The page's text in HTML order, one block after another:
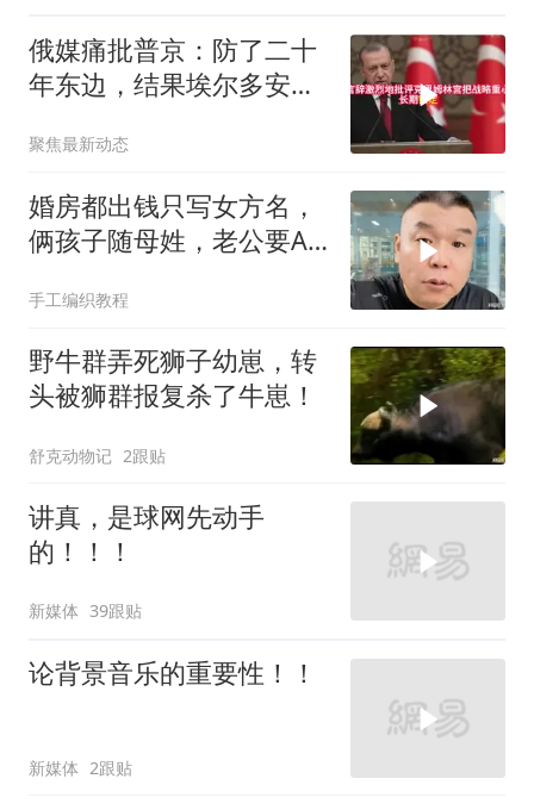
俄媒痛批普京：防了二十
年东边，结果埃尔多安把
聚焦最新动态
婚房都出钱只写女方名，
俩孩子随母姓，老公要AA
手工编织教程
野牛群弄死狮子幼崽，转
头被狮群报复杀了牛崽！
舒克动物记 2跟贴
讲真，是球网先动手
的！！！
新媒体 39跟贴
论背景音乐的重要性！！
新媒体 2跟贴